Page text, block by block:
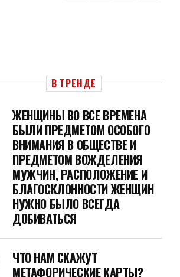
В ТРЕНДЕ
ЖЕНЩИНЫ ВО ВСЕ ВРЕМЕНА
БЫЛИ ПРЕДМЕТОМ ОСОБОГО
ВНИМАНИЯ В ОБЩЕСТВЕ И
ПРЕДМЕТОМ ВОЖДЕЛЕНИЯ
МУЖЧИН, РАСПОЛОЖЕНИЕ И
БЛАГОСКЛОННОСТИ ЖЕНЩИН
НУЖНО БЫЛО ВСЕГДА
ДОБИВАТЬСЯ
ЧТО НАМ СКАЖУТ
МЕТАФОРИЧЕСКИЕ КАРТЫ?